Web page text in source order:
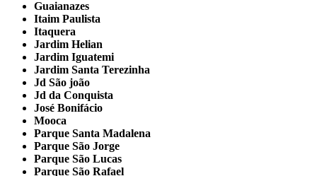
Guaianazes
Itaim Paulista
Itaquera
Jardim Helian
Jardim Iguatemi
Jardim Santa Terezinha
Jd São joão
Jd da Conquista
José Bonifácio
Mooca
Parque Santa Madalena
Parque São Jorge
Parque São Lucas
Parque São Rafael